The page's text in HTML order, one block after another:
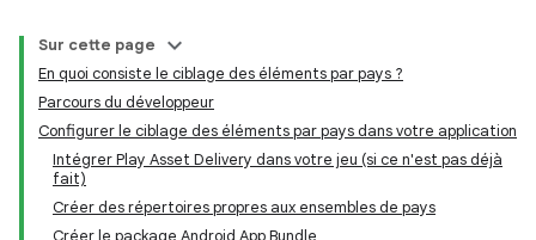
Sur cette page
En quoi consiste le ciblage des éléments par pays ?
Parcours du développeur
Configurer le ciblage des éléments par pays dans votre application
Intégrer Play Asset Delivery dans votre jeu (si ce n'est pas déjà
fait)
Créer des répertoires propres aux ensembles de pays
Créer le package Android App Bundle